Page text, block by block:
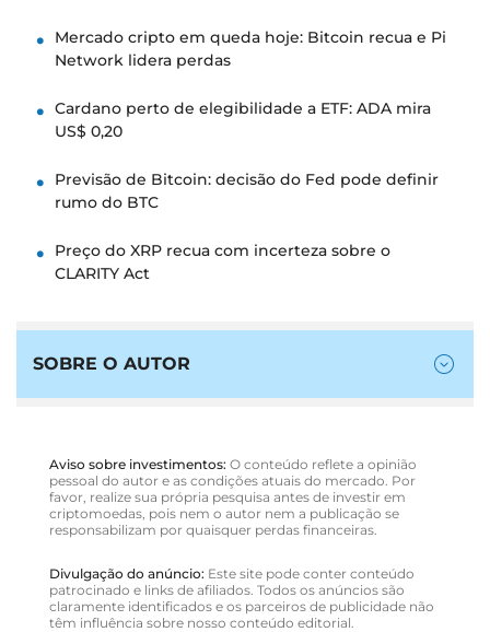
Mercado cripto em queda hoje: Bitcoin recua e Pi
Network lidera perdas
Cardano perto de elegibilidade a ETF: ADA mira
US$ 0,20
Previsão de Bitcoin: decisão do Fed pode definir
rumo do BTC
Preço do XRP recua com incerteza sobre o
CLARITY Act
SOBRE O AUTOR
Aviso sobre investimentos: O conteúdo reflete a opinião
pessoal do autor e as condições atuais do mercado. Por
favor, realize sua própria pesquisa antes de investir em
criptomoedas, pois nem o autor nem a publicação se
responsabilizam por quaisquer perdas financeiras.
Divulgação do anúncio: Este site pode conter conteúdo
patrocinado e links de afiliados. Todos os anúncios são
claramente identificados e os parceiros de publicidade não
têm influência sobre nosso conteúdo editorial.